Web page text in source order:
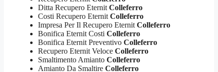
Ditta Recupero Eternit Colleferro
Costi Recupero Eternit Colleferro
Impresa Per Il Recupero Eternit Colleferro
Bonifica Eternit Costi Colleferro
Bonifica Eternit Preventivo Colleferro
Recupero Eternit Veloce Colleferro
Smaltimento Amianto Colleferro
Amianto Da Smaltire Colleferro